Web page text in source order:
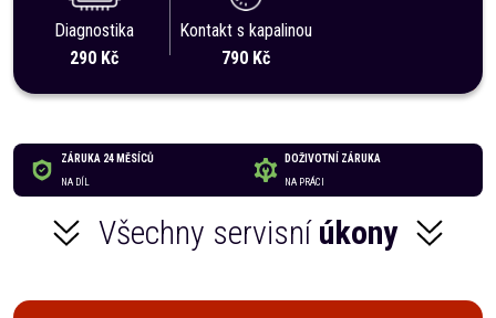
Diagnostika
290 Kč
Kontakt s kapalinou
790 Kč
ZÁRUKA 24 MĚSÍCŮ
NA DÍL
DOŽIVOTNÍ ZÁRUKA
NA PRÁCI
Všechny servisní úkony